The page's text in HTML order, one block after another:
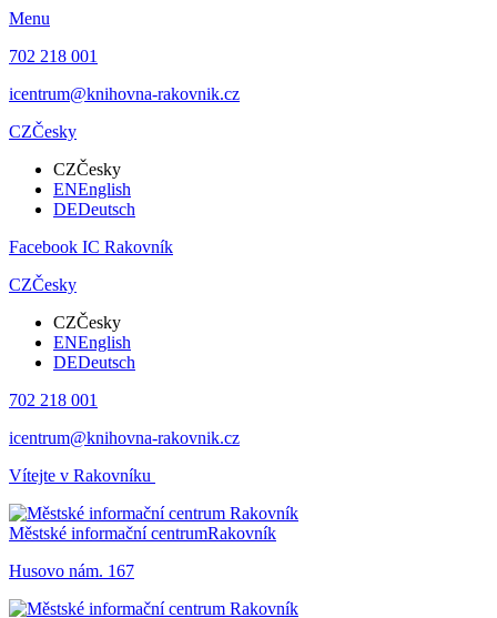
Menu
702 218 001
icentrum@knihovna-rakovnik.cz
CZČesky
CZČesky
ENEnglish
DEDeutsch
Facebook IC Rakovník
CZČesky
CZČesky
ENEnglish
DEDeutsch
702 218 001
icentrum@knihovna-rakovnik.cz
Vítejte v Rakovníku
Městské informační centrumRakovník
Husovo nám. 167